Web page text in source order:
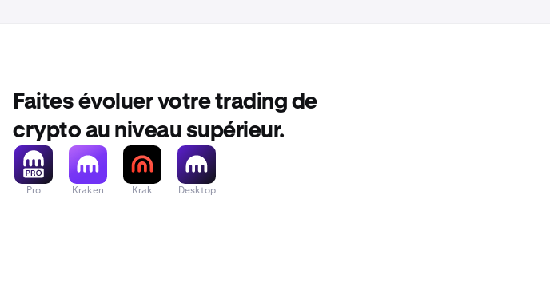
Faites évoluer votre trading de
crypto au niveau supérieur.
Pro Kraken Krak Desktop